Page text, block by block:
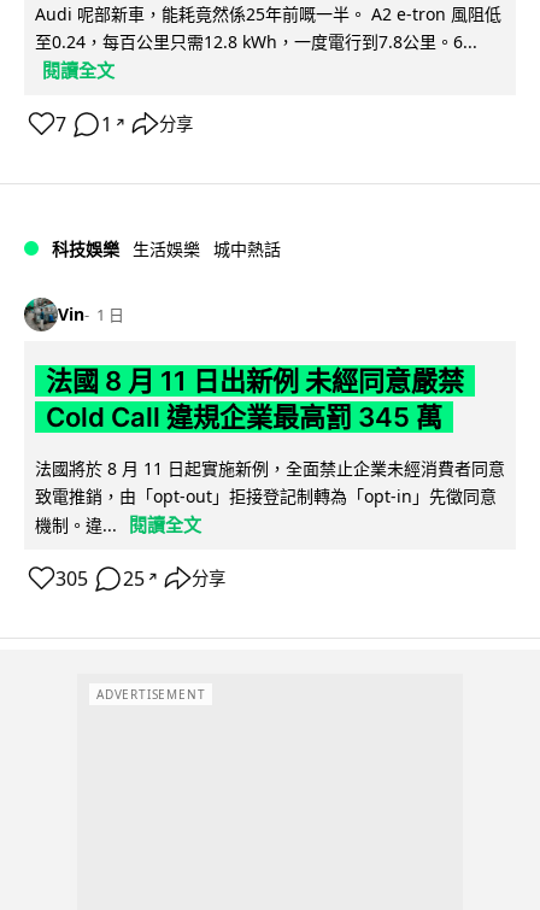
Audi 呢部新車，能耗竟然係25年前嘅一半。 A2 e-tron 風阻低
至0.24，每百公里只需12.8 kWh，一度電行到7.8公里。6...
閱讀全文
7 1 ↗ 分享
科技娛樂 生活娛樂 城中熱話
Vin 1 日
法國 8 月 11 日出新例 未經同意嚴禁
Cold Call 違規企業最高罰 345 萬
法國將於 8 月 11 日起實施新例，全面禁止企業未經消費者同意
致電推銷，由「opt-out」拒接登記制轉為「opt-in」先徵同意
機制。違...
閱讀全文
305 25 ↗ 分享
ADVERTISEMENT